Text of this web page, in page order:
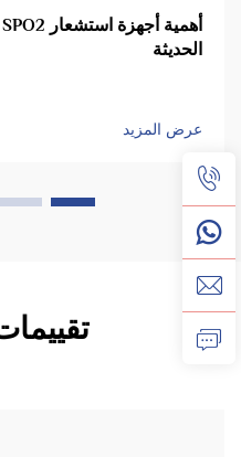
الحديثة
عرض المزيد